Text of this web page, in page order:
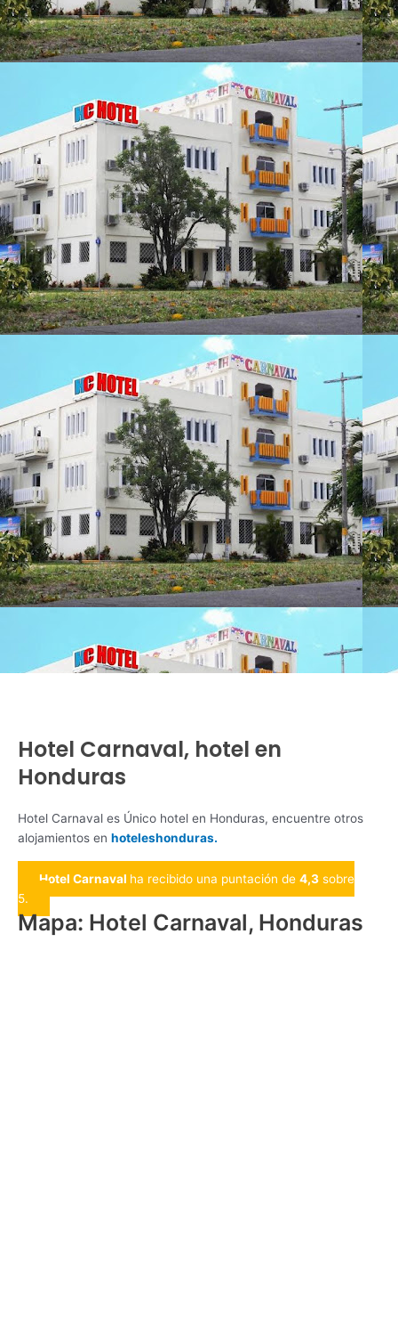
Hotel Carnaval, hotel en
Honduras
Hotel Carnaval es Único hotel en Honduras, encuentre otros
alojamientos en hoteleshonduras.
Hotel Carnaval ha recibido una puntación de 4,3 sobre
5.
Mapa: Hotel Carnaval, Honduras